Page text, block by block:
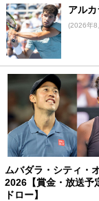
アル
(2026年8
ムバダラ・シティ・
2026【賞金・放送予
ドロー】